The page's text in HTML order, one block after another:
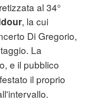
al 34°
, la cui
Di Gregorio,
La
e il pubblico
il proprio